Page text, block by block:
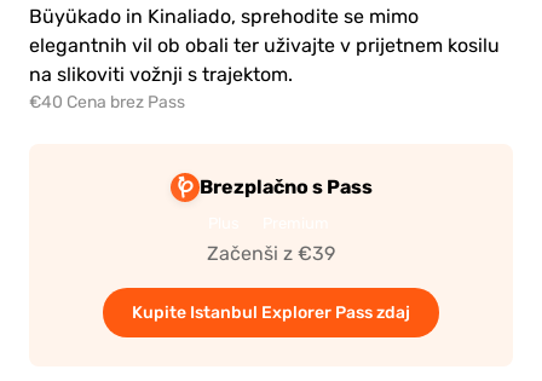
Büyükado in Kinaliado, sprehodite se mimo
elegantnih vil ob obali ter uživajte v prijetnem kosilu
na slikoviti vožnji s trajektom.
€40 Cena brez Pass
Brezplačno s Pass
Začenši z €39
Kupite Istanbul Explorer Pass zdaj